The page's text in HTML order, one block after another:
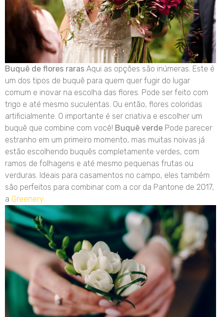
Buquê de flores raras Aqui as opções são inúmeras. Este é
um dos tipos de buquê para quem quer fugir do lugar
comum e inovar na escolha das flores. Pode ser feito com
trigo e até mesmo suculentas. Ou então, flores coloridas
artificialmente. O importante é ser criativa e escolher um
buquê que combine com você! Buquê verde Pode parecer
estranho em um primeiro momento, mas muitas noivas já
estão escolhendo buquês completamente verdes, com
ramos de folhagens e até mesmo pequenas frutas ou
verduras. Ideais para casamentos no campo, eles também
são perfeitos para combinar com a cor da Pantone de 2017,
a Greenery.